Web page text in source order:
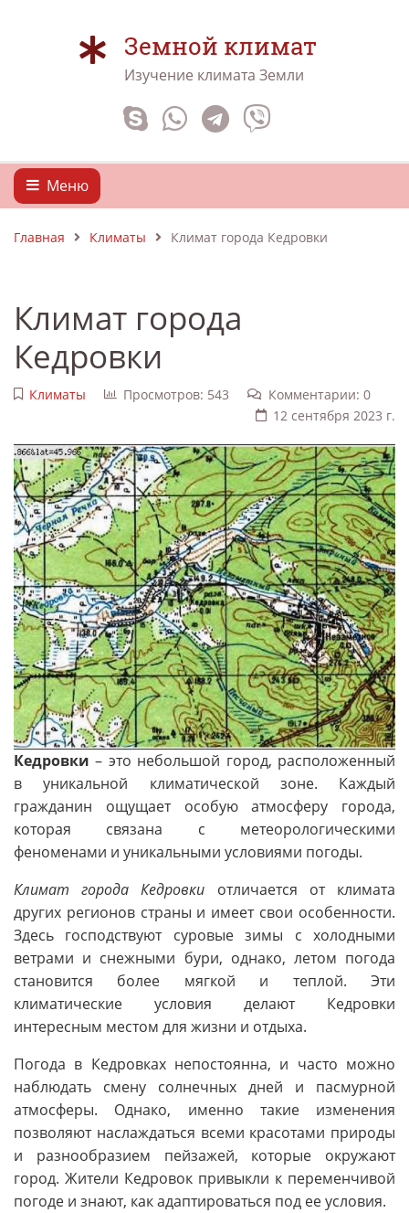
Земной климат
Изучение климата Земли
Меню
Главная Климаты Климат города Кедровки
Климат города
Кедровки
Климаты Просмотров: 543
Комментарии: 0
12 сентября 2023 г.
Кедровки – это небольшой город, расположенный
в уникальной климатической зоне. Каждый
гражданин ощущает особую атмосферу города,
которая связана с метеорологическими
феноменами и уникальными условиями погоды.
Климат города Кедровки отличается от климата
других регионов страны и имеет свои особенности.
Здесь господствуют суровые зимы с холодными
ветрами и снежными бури, однако, летом погода
становится более мягкой и теплой. Эти
климатические условия делают Кедровки
интересным местом для жизни и отдыха.
Погода в Кедровках непостоянна, и часто можно
наблюдать смену солнечных дней и пасмурной
атмосферы. Однако, именно такие изменения
позволяют наслаждаться всеми красотами природы
и разнообразием пейзажей, которые окружают
город. Жители Кедровок привыкли к переменчивой
погоде и знают, как адаптироваться под ее условия.